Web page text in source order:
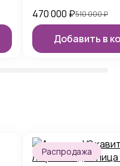
470 000 ₽510 000₽
Добавить в
Распродажа